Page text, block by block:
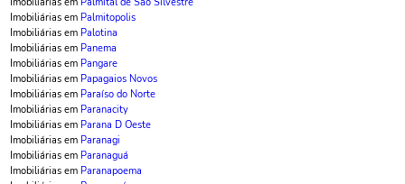
Imobiliárias em Palmitopolis
Imobiliárias em Palotina
Imobiliárias em Panema
Imobiliárias em Pangare
Imobiliárias em Papagaios Novos
Imobiliárias em Paraíso do Norte
Imobiliárias em Paranacity
Imobiliárias em Parana D Oeste
Imobiliárias em Paranagi
Imobiliárias em Paranaguá
Imobiliárias em Paranapoema